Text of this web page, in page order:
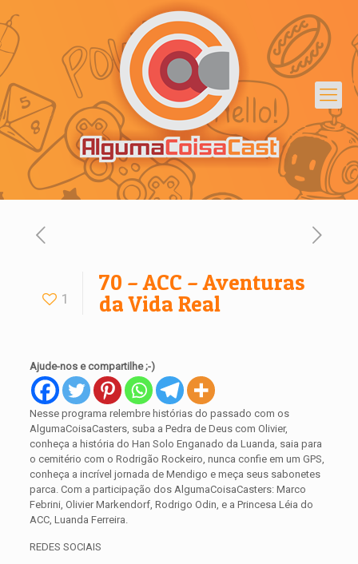
1
70 – ACC – Aventuras
da Vida Real
Ajude-nos e compartilhe ;-)
Nesse programa relembre histórias do passado com os
AlgumaCoisaCasters, suba a Pedra de Deus com Olivier,
conheça a história do Han Solo Enganado da Luanda, saia para
o cemitério com o Rodrigão Rockeiro, nunca confie em um GPS,
conheça a incrível jornada de Mendigo e meça seus sabonetes
parca. Com a participação dos AlgumaCoisaCasters: Marco
Febrini, Olivier Markendorf, Rodrigo Odin, e a Princesa Léia do
ACC, Luanda Ferreira.
REDES SOCIAIS